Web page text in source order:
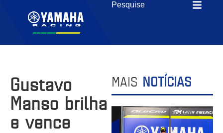
Gustavo
Manso brilha
e vence
MAIS NOTÍCIAS